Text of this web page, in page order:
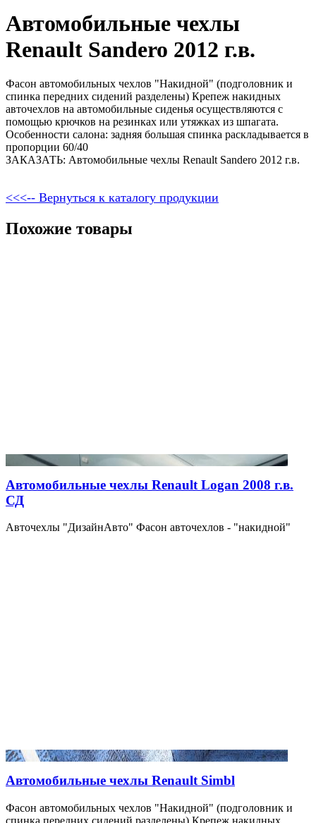
Автомобильные чехлы
Renault Sandero 2012 г.в.
Фасон автомобильных чехлов "Накидной" (подголовник и
спинка передних сидений разделены) Крепеж накидных
авточехлов на автомобильные сиденья осуществляются с
помощью крючков на резинках или утяжках из шпагата.
Особенности салона: задняя большая спинка раскладывается в
пропорции 60/40
ЗАКАЗАТЬ: Автомобильные чехлы Renault Sandero 2012 г.в.
<<<-- Вернуться к каталогу продукции
Похожие товары
Автомобильные чехлы Renault Logan 2008 г.в.
СД
Авточехлы "ДизайнАвто" Фасон авточехлов - "накидной"
Автомобильные чехлы Renault Simbl
Фасон автомобильных чехлов "Накидной" (подголовник и
спинка передних сидений разделены) Крепеж накидных